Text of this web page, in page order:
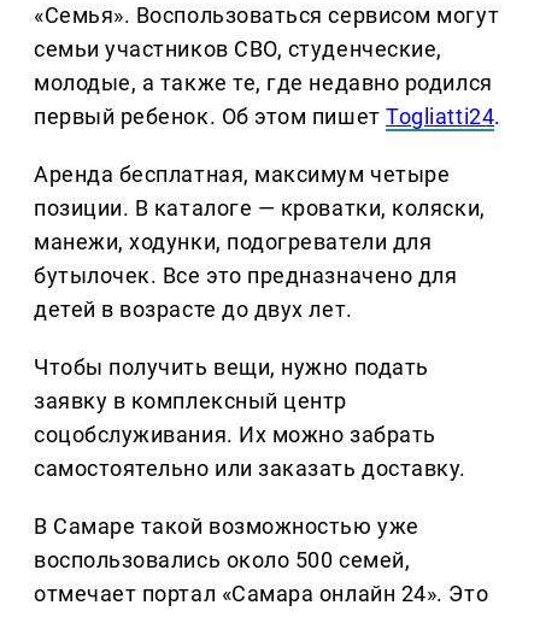
«Семья». Воспользоваться сервисом могут
семьи участников СВО, студенческие,
молодые, а также те, где недавно родился
первый ребенок. Об этом пишетTogliatti24.
Аренда бесплатная, максимум четыре
позиции. В каталоге — кроватки, коляски,
манежи, ходунки, подогреватели для
бутылочек. Все это предназначено для
детей в возрасте до двух лет.
Чтобы получить вещи, нужно подать
заявку в комплексный центр
соцобслуживания. Их можно забрать
самостоятельно или заказать доставку.
В Самаре такой возможностью уже
воспользовались около 500 семей,
отмечает портал «Самара онлайн 24». Это